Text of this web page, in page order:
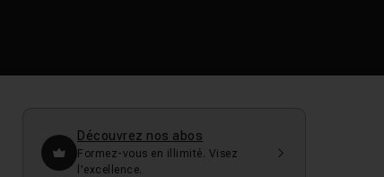
Découvrez nos abos
Formez-vous en illimité. Visez
l’excellence.